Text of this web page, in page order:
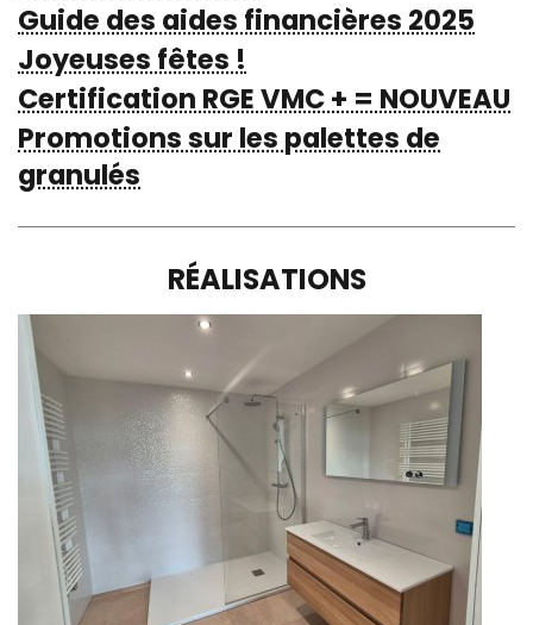
Guide des aides financières 2025
Joyeuses fêtes !
Certification RGE VMC + = NOUVEAU
Promotions sur les palettes de
granulés
RÉALISATIONS